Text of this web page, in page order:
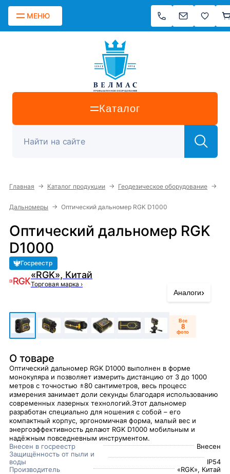
МЕНЮ
Каталог
Главная → Каталог продукции → Геодезическое оборудование →
Дальномеры → Оптический дальномер RGK D1000
Оптический дальномер RGK
D1000
Госреестр
«RGK», Китай
Торговая марка ›
Все
8
фото
Аналоги›
О товаре
Оптический дальномер RGK D1000 выполнен в форме
монокуляра и позволяет измерить дистанцию от 3 до 1000
метров с точностью ±80 сантиметров, весь процесс
измерения занимает доли секунды благодаря использованию
современных лазерных технологий.Этот дальномер
разработан специально для ношения с собой – его
компактный корпус, эргономичная форма, малый вес и
энергоэффективность делают RGK D1000 мобильным и
надёжным повседневным инструментом.
Внесен в госреестр
Внесен
Защищённость от пыли и
воды
IP54
Производитель
«RGK», Китай